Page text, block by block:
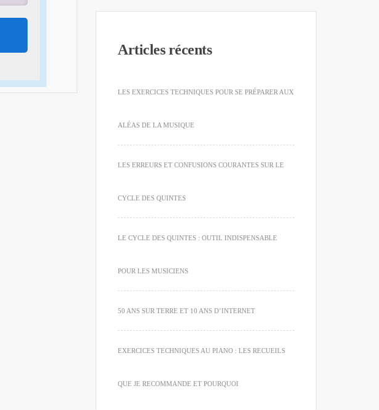
Articles récents
LES EXERCICES TECHNIQUES POUR SE PRÉPARER AUX
ALÉAS DE LA MUSIQUE
LES ERREURS ET CONFUSIONS COURANTES SUR LE
CYCLE DES QUINTES
LE CYCLE DES QUINTES : OUTIL INDISPENSABLE
POUR LES MUSICIENS
50 ANS SUR TERRE ET 10 ANS D’INTERNET
EXERCICES TECHNIQUES AU PIANO : LES RECUEILS
QUE JE RECOMMANDE ET POURQUOI